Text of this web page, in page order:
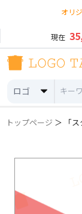
オリ
現在
ロゴ
トップページ ＞ 「ス